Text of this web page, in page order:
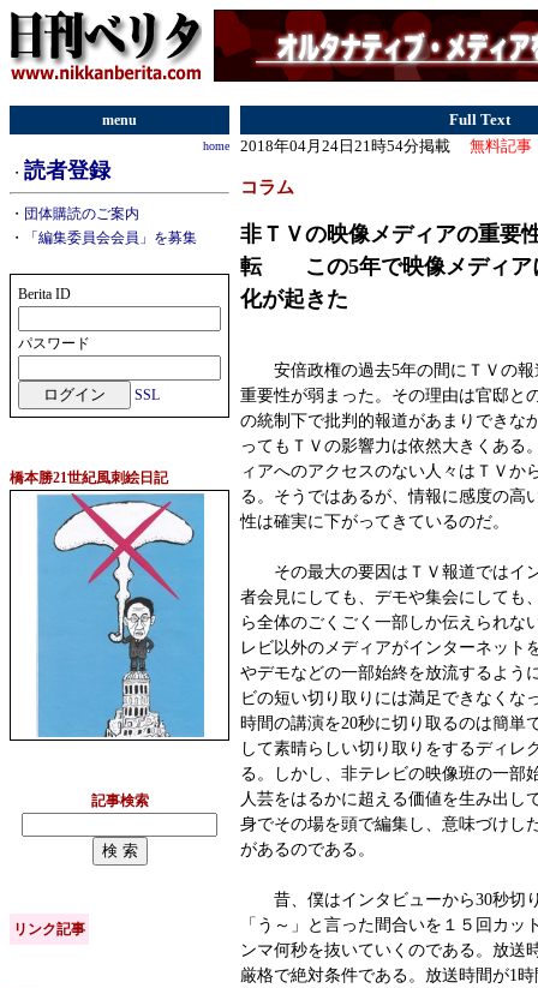
menu
home
・ 読者登録
・ 団体購読のご案内
・
「編集委員会会員」を募集
Berita ID
パスワード
SSL
橋本勝21世紀風刺絵日記
記事検索
リンク記事
Full Text
2018年04月24日21時54分掲載 無料記事
コラム
非ＴＶの映像メディアの重要
転 この5年で映像メディア
化が起きた
安倍政権の過去5年の間にＴＶの報
重要性が弱まった。その理由は官邸と
の統制下で批判的報道があまりできな
ってもＴＶの影響力は依然大きくある
ィアへのアクセスのない人々はＴＶか
る。そうではあるが、情報に感度の高
性は確実に下がってきているのだ。
その最大の要因はＴＶ報道ではイ
者会見にしても、デモや集会にしても
ら全体のごくごく一部しか伝えられな
レビ以外のメディアがインターネット
やデモなどの一部始終を放流するよう
ビの短い切り取りには満足できなくな
時間の講演を20秒に切り取るのは簡単
して素晴らしい切り取りをするディレ
る。しかし、非テレビの映像班の一部
人芸をはるかに超える価値を生み出し
身でその場を頭で編集し、意味づけし
があるのである。
昔、僕はインタビューから30秒切
「う～」と言った間合いを１５回カッ
ンマ何秒を抜いていくのである。放送
厳格で絶対条件である。放送時間が1